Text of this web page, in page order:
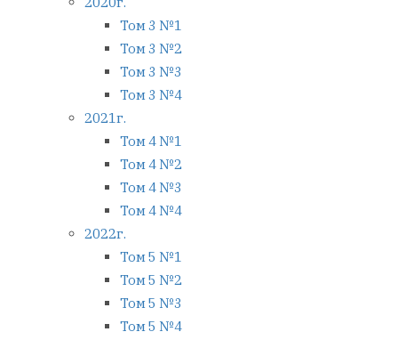
Том 3 №1
Том 3 №2
Том 3 №3
Том 3 №4
2021г.
Том 4 №1
Том 4 №2
Том 4 №3
Том 4 №4
2022г.
Том 5 №1
Том 5 №2
Том 5 №3
Том 5 №4